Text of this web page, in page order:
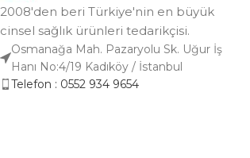
2008'den beri Türkiye'nin en büyük
cinsel sağlık ürünleri tedarikçisi.
Osmanağa Mah. Pazaryolu Sk. Uğur İş
Hanı No:4/19 Kadıköy / İstanbul
Telefon : 0552 934 9654